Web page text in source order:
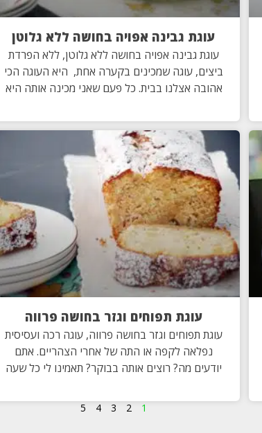
עוגת גבינה אפויה בחושה ללא גלוטן
עוגת גבינה אפויה בחושה ללא גלוטן, ללא הפרדת
ביצים, עוגה שמכינים בקערה אחת, היא העוגה הכי
אהובה אצלנו בבית. כל פעם שאני מכינה אותה היא
עוגת תפוחים וגזר בחושה פרווה
עוגת תפוחים וגזר בחושה פרווה, עוגה רכה ועסיסית
נפלאה לקפה או התה של אחרי הצהריים. אתם
יודעים מה? רוצים אותה בבוקר? תאמינו לי כל שעה
1
2
3
4
5